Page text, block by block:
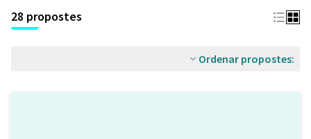
28 propostes
Ordenar propostes: